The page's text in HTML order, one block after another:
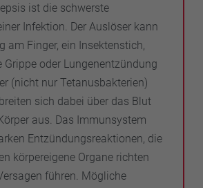
ist die schwerste
Infektion. Der Auslöser kann
am Finger, ein Insektenstich,
Grippe oder Lungenentzündung
(nicht nur Tetanusbakterien)
sich dabei über das Blut
aus. Das Immunsystem
Entzündungsreaktionen, die
körpereigene Organe richten
führen. Mögliche